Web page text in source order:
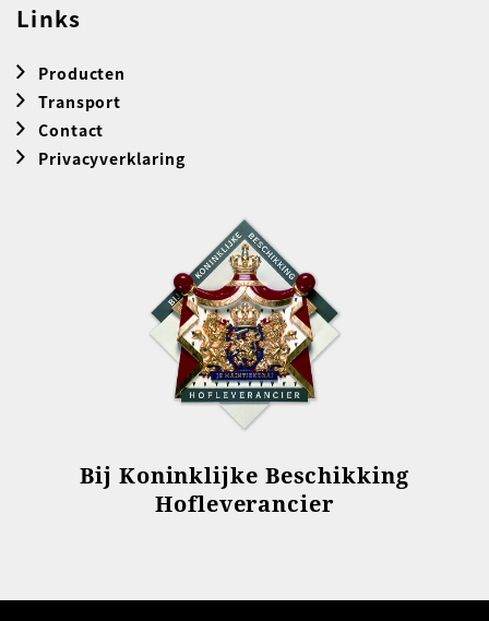
Links
Producten
Transport
Contact
Privacyverklaring
Bij Koninklijke Beschikking
Hofleverancier